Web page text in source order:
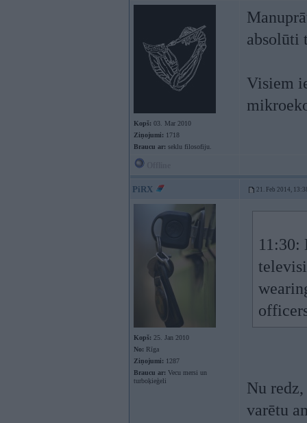
Kopš: 03. Mar 2010
Ziņojumi: 1718
Braucu ar: seklu filosofiju.
absolūti
Visiem
PiRX 21. Feb 2014,
Kopš: 25. Jan 2010
No: Rīga
Ziņojumi: 1287
Braucu ar: Vecu mersi un
turboķieģeli
11:30:
Nu
varētu